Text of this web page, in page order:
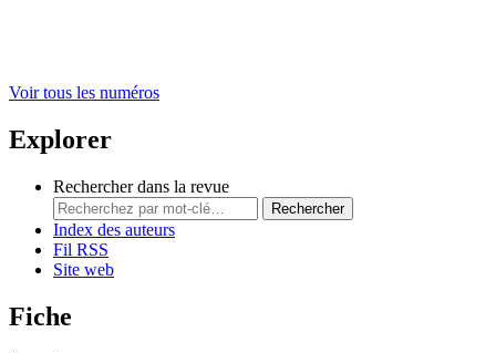
Voir tous les numéros
Explorer
Rechercher dans la revue
Rechercher
Index des auteurs
Fil RSS
Site web
Fiche